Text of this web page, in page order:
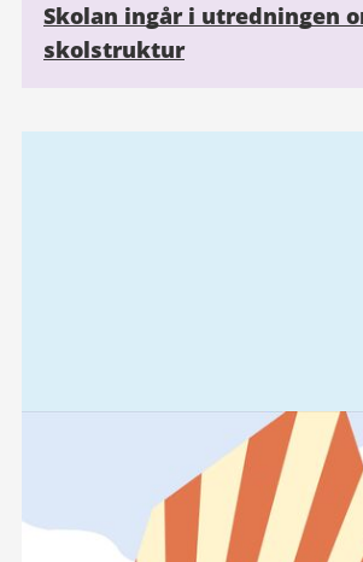
Skolan ingår i utredningen
skolstruktur